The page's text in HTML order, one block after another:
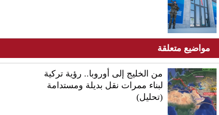
مواضيع متعلقة
من الخليج إلى أوروبا.. رؤية تركية
لبناء ممرات نقل بديلة ومستدامة
(تحليل)